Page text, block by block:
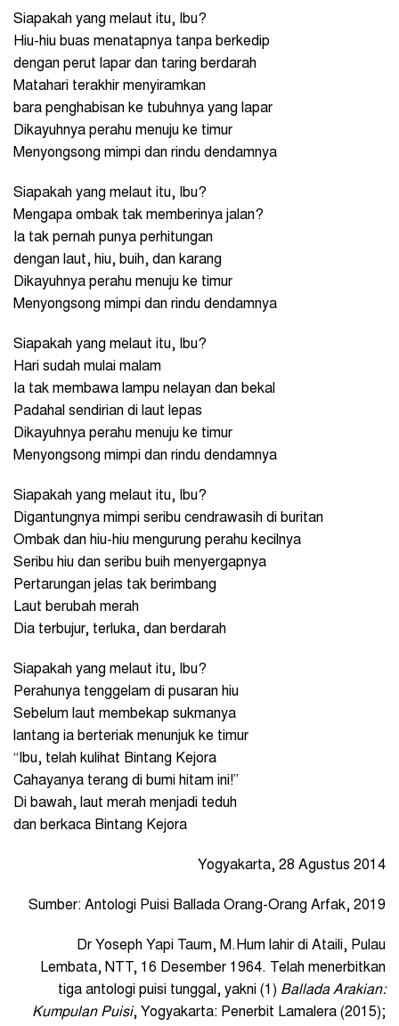
Siapakah yang melaut itu, Ibu?
Hiu-hiu buas menatapnya tanpa berkedip
dengan perut lapar dan taring berdarah
Matahari terakhir menyiramkan
bara penghabisan ke tubuhnya yang lapar
Dikayuhnya perahu menuju ke timur
Menyongsong mimpi dan rindu dendamnya
Siapakah yang melaut itu, Ibu?
Mengapa ombak tak memberinya jalan?
Ia tak pernah punya perhitungan
dengan laut, hiu, buih, dan karang
Dikayuhnya perahu menuju ke timur
Menyongsong mimpi dan rindu dendamnya
Siapakah yang melaut itu, Ibu?
Hari sudah mulai malam
Ia tak membawa lampu nelayan dan bekal
Padahal sendirian di laut lepas
Dikayuhnya perahu menuju ke timur
Menyongsong mimpi dan rindu dendamnya
Siapakah yang melaut itu, Ibu?
Digantungnya mimpi seribu cendrawasih di buritan
Ombak dan hiu-hiu mengurung perahu kecilnya
Seribu hiu dan seribu buih menyergapnya
Pertarungan jelas tak berimbang
Laut berubah merah
Dia terbujur, terluka, dan berdarah
Siapakah yang melaut itu, Ibu?
Perahunya tenggelam di pusaran hiu
Sebelum laut membekap sukmanya
lantang ia berteriak menunjuk ke timur
“Ibu, telah kulihat Bintang Kejora
Cahayanya terang di bumi hitam ini!”
Di bawah, laut merah menjadi teduh
dan berkaca Bintang Kejora
Yogyakarta, 28 Agustus 2014
Sumber: Antologi Puisi Ballada Orang-Orang Arfak, 2019
Dr Yoseph Yapi Taum, M.Hum lahir di Ataili, Pulau
Lembata, NTT, 16 Desember 1964. Telah menerbitkan
tiga antologi puisi tunggal, yakni (1) Ballada Arakian:
Kumpulan Puisi, Yogyakarta: Penerbit Lamalera (2015);